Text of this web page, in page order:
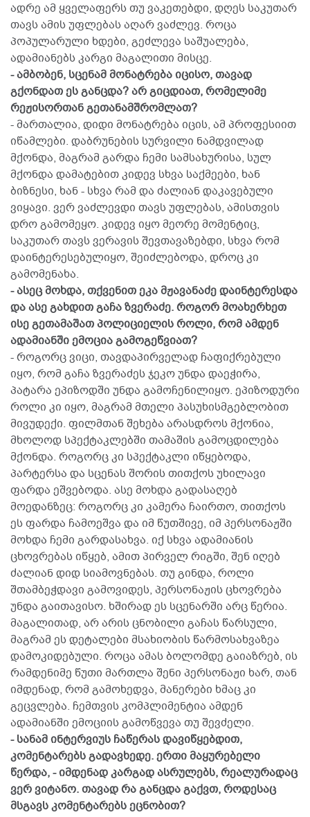
ადრე ამ ყველაფერს თუ ვაკეთებდი, დღეს საკუთარ
თავს ამის უფლებას აღარ ვაძლევ. როცა
პოპულარული ხდები, გეძლევა საშუალება,
ადამიანებს კარგი მაგალითი მისცე.
- ამბობენ, სცენამ მონატრება იცისო, თავად
გქონდათ ეს განცდა? არ გიცდიათ, რომელიმე
რეჟისორთან გეთანამშრომლათ?
- მართალია, დიდი მონატრება იცის, ამ პროფესიით
იწამლები. დაბრუნების სურვილი ნამდვილად
მქონდა, მაგრამ გარდა ჩემი სამსახურისა, სულ
მქონდა დამატებით კიდევ სხვა საქმეები, ხან
ბიზნესი, ხან - სხვა რამ და ძალიან დაკავებული
ვიყავი. ვერ ვაძლევდი თავს უფლებას, ამისთვის
დრო გამომეყო. კიდევ იყო მეორე მომენტიც,
საკუთარ თავს ვერავის შევთავაზებდი, სხვა რომ
დაინტერესებულიყო, შეიძლებოდა, დროც კი
გამომენახა.
- ასეც მოხდა, თქვენით ეკა მჟავანაძე დაინტერესდა
და ასე გახდით გაჩა ზვერაძე. როგორ მოახერხეთ
ისე გეთამაშათ პოლიციელის როლი, რომ ამდენ
ადამიანში ემოცია გამოგეწვიათ?
- როგორც ვიცი, თავდაპირველად ჩაფიქრებული
იყო, რომ გაჩა ზვერაძეს ჯეკო უნდა დაეჭირა,
პატარა ეპიზოდში უნდა გამოჩენილიყო. ეპიზოდური
როლი კი იყო, მაგრამ მთელი პასუხისმგებლობით
მივუდექი. ფილმთან შეხება არასდროს მქონია,
მხოლოდ სპექტაკლებში თამაშის გამოცდილება
მქონდა. როგორც კი სპექტაკლი იწყებოდა,
პარტერსა და სცენას შორის თითქოს უხილავი
ფარდა ეშვებოდა. ასე მოხდა გადასაღებ
მოედანზეც: როგორც კი კამერა ჩაირთო, თითქოს
ეს ფარდა ჩამოეშვა და იმ წუთშივე, იმ პერსონაჟში
მოხდა ჩემი გარდასახვა. იქ სხვა ადამიანის
ცხოვრებას იწყებ, ამით პირველ რიგში, შენ იღებ
ძალიან დიდ სიამოვნებას. თუ გინდა, როლი
შთამბეჭდავი გამოვიდეს, პერსონაჟის ცხოვრება
უნდა გაითავისო. ხშირად ეს სცენარში არც წერია.
მაგალითად, არ არის ცნობილი გაჩას წარსული,
მაგრამ ეს დეტალები მსახიობის წარმოსახვაზეა
დამოკიდებული. როცა ამას ბოლომდე გაიაზრებ, ის
რამდენიმე წუთი მართლა შენი პერსონაჟი ხარ, თან
იმდენად, რომ გამოხედვა, მანერები ხმაც კი
გეცვლება. ჩემთვის კომპლიმენტია ამდენ
ადამიანში ემოციის გამოწვევა თუ შევძელი.
- სანამ ინტერვიუს ჩაწერას დავიწყებდით,
კომენტარებს გადავხედე. ერთი მაყურებელი
წერდა, - იმდენად კარგად ასრულებს, რეალურადაც
ვერ ვიტანო. თავად რა განცდა გაქვთ, როდესაც
მსგავს კომენტარებს ეცნობით?